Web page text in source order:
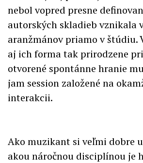
nebol vopred presne
autorských skladieb vznikala
aranžmánov priamo v štúdiu.
aj ich forma tak prirodzene
otvorené spontánne hranie
jam session založené na
interakcii.
Ako muzikant si veľmi dobre
akou náročnou disciplínou je